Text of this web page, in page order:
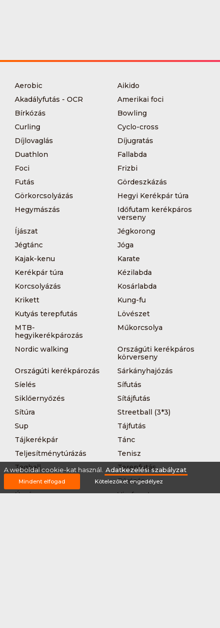
Aerobic
Aikido
Akadályfutás - OCR
Amerikai foci
Bírkózás
Bowling
Curling
Cyclo-cross
Díjlovaglás
Díjugratás
Duathlon
Fallabda
Foci
Frizbi
Futás
Gördeszkázás
Görkorcsolyázás
Hegyi Kerékpár túra
Hegymászás
Időfutam kerékpáros
verseny
Íjászat
Jégkorong
Jégtánc
Jóga
Kajak-kenu
Karate
Kerékpár túra
Kézilabda
Korcsolyázás
Kosárlabda
Krikett
Kung-fu
Kutyás terepfutás
Lövészet
MTB-
hegyikerékpározás
Műkorcsolya
Nordic walking
Országúti kerékpáros
körverseny
Országúti kerékpározás
Sárkányhajózás
Síelés
Sífutás
Siklőernyőzés
Sítájfutás
Sítúra
Streetball (3*3)
Sup
Tájfutás
Tájkerékpár
Tánc
Teljesítménytúrázás
Tenisz
Teqball
Terepfutás
Triatlon
Túrázás
Úszás
Via-ferrata
A weboldal cookie-kat használ. Adatkezelési szabályzat
Mindent elfogad Kötelezőket engedélyez